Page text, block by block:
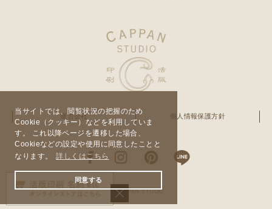
当サイトでは、閲覧状況の把握のため
Cookie（クッキー）などを利用していま
す。 これ以降ページを遷移した場合、
Cookieなどの設定や使用に同意したことと
なります。
詳しくはこちら
同意する
運営会社 個人情報保護方針
© CAPPAN STUDIO